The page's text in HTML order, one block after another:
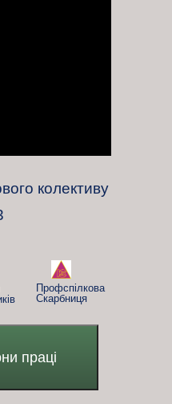
колективу
Профспілкова
Скарбниця
праці